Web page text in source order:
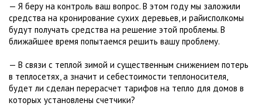
— Я беру на контроль ваш вопрос. В этом году мы заложили
средства на кронирование сухих деревьев, и райисполкомы
будут получать средства на решение этой проблемы. В
ближайшее время попытаемся решить вашу проблему.
— В связи с теплой зимой и существенным снижением потерь
в теплосетях, а значит и себестоимости теплоносителя,
будет ли сделан перерасчет тарифов на тепло для домов в
которых установлены счетчики?